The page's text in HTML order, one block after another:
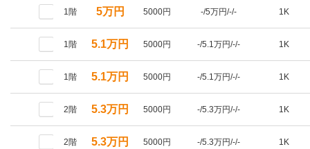
1階 5万円 5000円 -/5万円/-/- 1K
1階 5.1万円 5000円 -/5.1万円/-/- 1K
1階 5.1万円 5000円 -/5.1万円/-/- 1K
2階 5.3万円 5000円 -/5.3万円/-/- 1K
2階 5.3万円 5000円 -/5.3万円/-/- 1K